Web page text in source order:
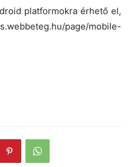
platformokra érhető el,
page/mobile-